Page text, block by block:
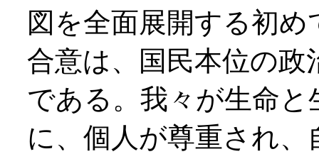
図を全面展開する初
合意は、国民本位の
である。我々が生命
に、個人が尊重され